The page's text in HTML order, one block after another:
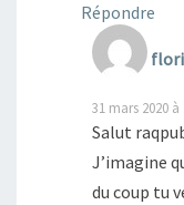
Répondre
31 mars 2020
Salut
J’imagine
du coup tu